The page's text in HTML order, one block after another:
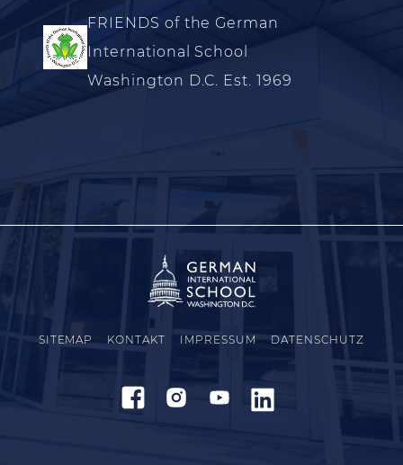
FRIENDS of the German
International School
Washington D.C. Est. 1969
SITEMAP KONTAKT IMPRESSUM DATENSCHUTZ